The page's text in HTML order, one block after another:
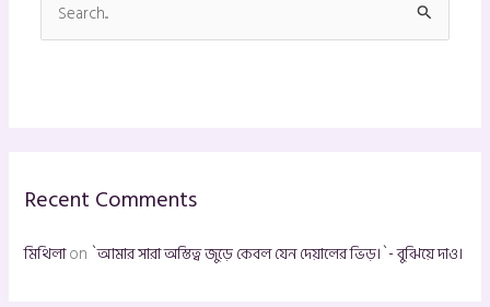
e
f
Recent Comments
মিথিলাon `আমার সারা অস্তিত্ব জুড়ে কেবল যেন দেয়ালের ভিড়।`- বুঝিয়ে দাও।